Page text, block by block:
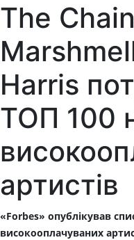
The
Harris
ТОП 100
артистів
«Forbes» опублікував
високооплачуваних